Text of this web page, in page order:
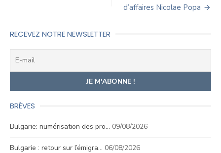
d’affaires Nicolae Popa
RECEVEZ NOTRE NEWSLETTER
BRÈVES
Bulgarie: numérisation des pro… 09/08/2026
Bulgarie : retour sur l’émigra… 06/08/2026